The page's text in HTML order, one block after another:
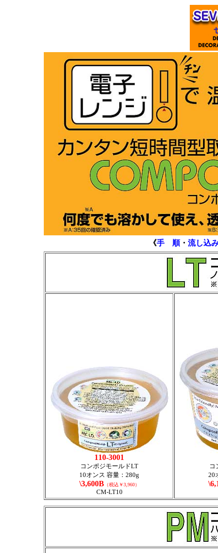
《手 順・ 流し込
110-3001
コンポジモールドLT
10オンス 容量：280g
\3,600B（税込￥3,960）
CM-LT10
コ
20